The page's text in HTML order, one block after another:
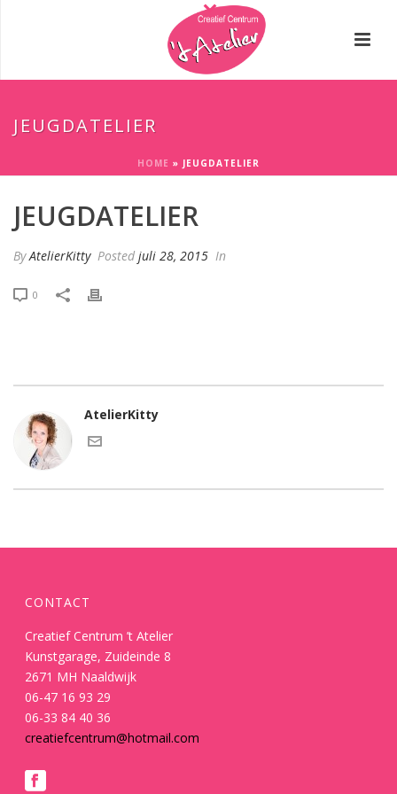
JEUGDATELIER
HOME » JEUGDATELIER
JEUGDATELIER
ByAtelierKitty Posted juli 28, 2015 In
0
AtelierKitty
CONTACT
Creatief Centrum ’t Atelier
Kunstgarage, Zuideinde 8
2671 MH Naaldwijk
06-47 16 93 29
06-33 84 40 36
creatiefcentrum@hotmail.com